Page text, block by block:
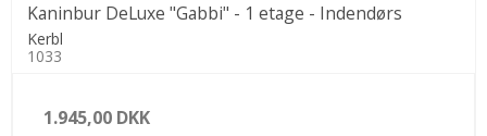
Kaninbur DeLuxe "Gabbi" - 1 etage - Indendørs
Kerbl
1033
1.945,00 DKK